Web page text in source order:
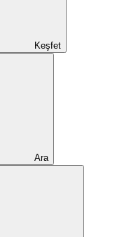
Keşfet
Ara